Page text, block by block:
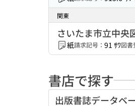
関東
さいたま市立中央
紙請求記号： 91 ｻﾜ図書
書店で探す
出版書誌データベ